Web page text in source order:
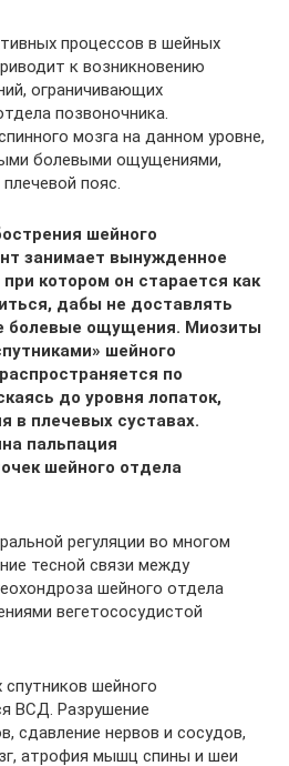
процессов в шейных
к возникновению
ограничивающих
позвоночника.
мозга на данном уровне,
болевыми ощущениями,
пояс.
шейного
занимает вынужденное
котором он старается как
дабы не доставлять
болевые ощущения. Миозиты
шейного
по
до уровня лопаток,
в плечевых суставах.
пальпация
шейного отдела
регуляции во многом
тесной связи между
шейного отдела
вегетососудистой
шейного
ВСД. Разрушение
сдавление нервов и сосудов,
атрофия мышц спины и шеи